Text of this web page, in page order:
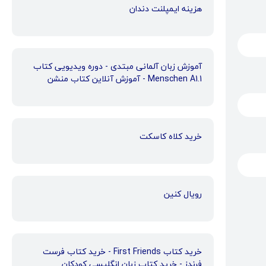
هزینه ایمپلنت دندان
آموزش زبان آلمانی مبتدی - دوره ویدیویی کتاب
Menschen A1.1 - آموزش آنلاین کتاب منشن
خرید کلاه کاسکت
رویال کنین
خرید کتاب First Friends - خرید کتاب فرست